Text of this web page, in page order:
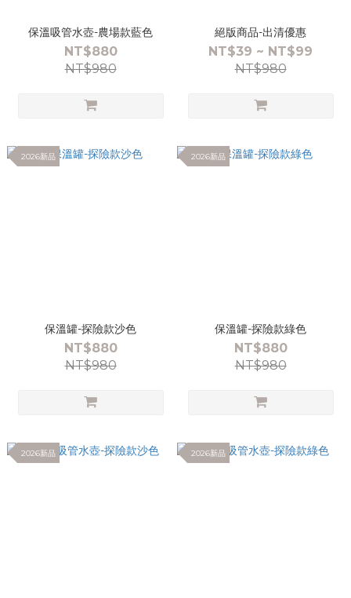
保溫吸管水壺-農場款藍色
NT$880
NT$980
絕版商品-出清優惠
NT$39 ~ NT$99
NT$980
2026新品
保溫罐-探險款沙色
NT$880
NT$980
2026新品
保溫罐-探險款綠色
NT$880
NT$980
2026新品 2026新品